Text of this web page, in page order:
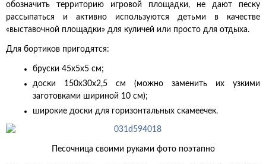
обозначить территорию игровой площадки, не дают песку
рассыпаться и активно используются детьми в качестве
«выставочной площадки» для куличей или просто для отдыха.
Для бортиков пригодятся:
бруски 45х5х5 см;
доски 150х30х2,5 см (можно заменить их узкими
заготовками шириной 10 см);
широкие доски для горизонтальных скамеечек.
Песочница своими руками фото поэтапно